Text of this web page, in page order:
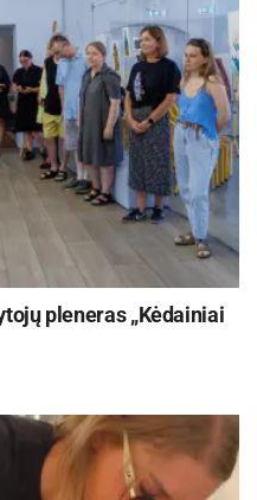
visoje Lietuvoje
„Tvari Lietuva“
internetą
buvo nemokama.Tik
paslauga.
Thuerk „Arpanet“
kompiuterius. Tiesa,
naudojami filtrai,
ir reklamos daugiau ar
ir šiomis dienomis.
pleneras „Kėdainiai